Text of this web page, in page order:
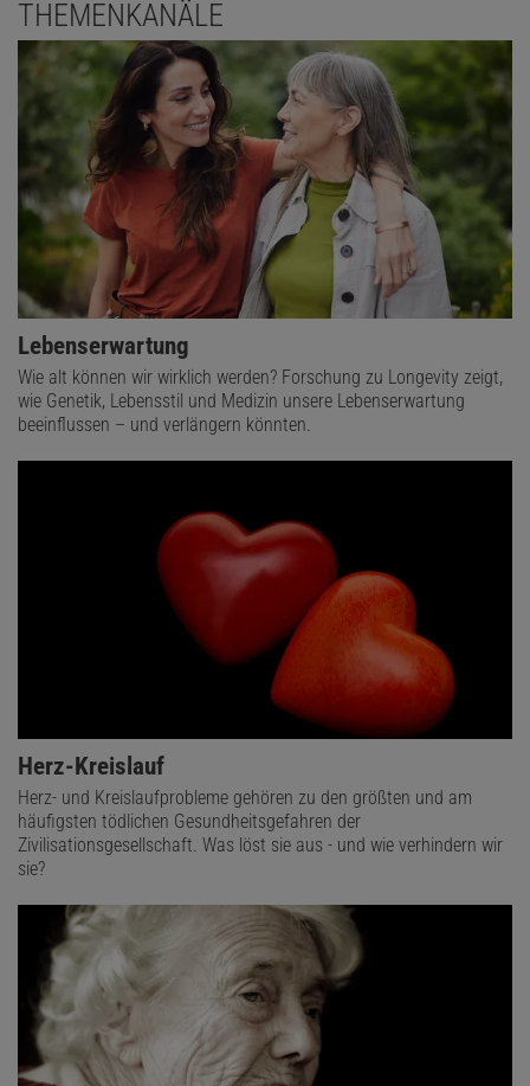
THEMENKANÄLE
Lebenserwartung
Wie alt können wir wirklich werden? Forschung zu Longevity zeigt,
wie Genetik, Lebensstil und Medizin unsere Lebenserwartung
beeinflussen – und verlängern könnten.
Herz-Kreislauf
Herz- und Kreislaufprobleme gehören zu den größten und am
häufigsten tödlichen Gesundheitsgefahren der
Zivilisationsgesellschaft. Was löst sie aus - und wie verhindern wir
sie?